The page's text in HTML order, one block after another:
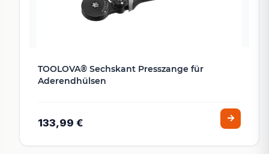
TOOLOVA® Sechskant Presszange für
Aderendhülsen
133,99 €